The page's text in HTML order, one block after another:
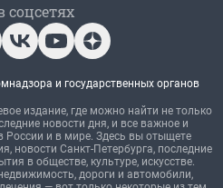
и государственных органов
издание, где можно найти не только
новости дня, и все важное и
России и в мире. Здесь вы отыщете
новости Санкт-Петербурга, последние
в обществе, культуре, искусстве.
дороги и автомобили,